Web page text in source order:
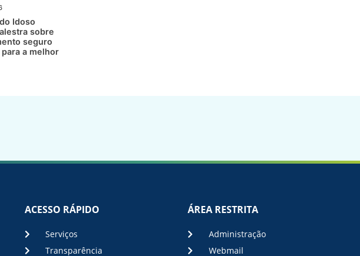
Idoso
sobre
seguro
a melhor
ACESSO RÁPIDO
Serviços
Transparência
ÁREA RESTRITA
Administração
Webmail